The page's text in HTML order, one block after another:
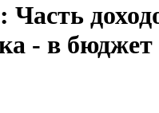
Часть
- в бюджет